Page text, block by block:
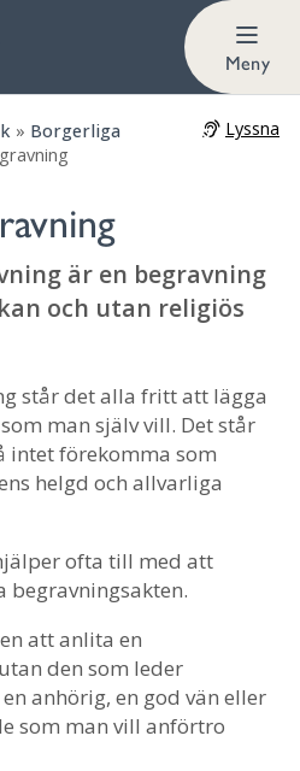
Meny
» Borgerliga
Lyssna
är en begravning
och utan religiös
står det alla fritt att lägga
man själv vill. Det står
intet förekomma som
helgd och allvarliga
ofta till med att
att anlita en
den som leder
anhörig, en god vän eller
som man vill anförtro